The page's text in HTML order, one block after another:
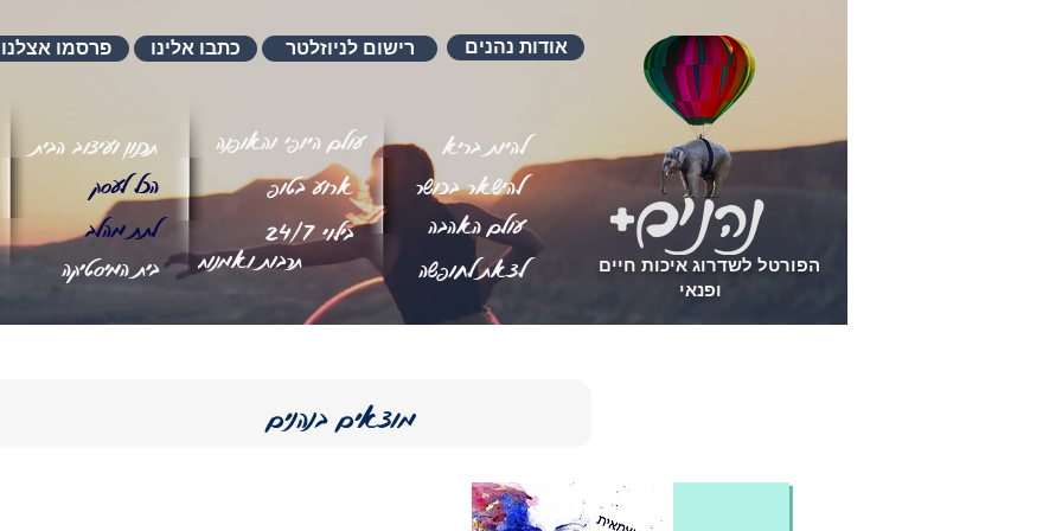
בית המיסטיקה
תכנון ועיצוב הבית
לתת מהלב
עולם היופי והאופנה
בילוי 24/7
ארוע בטופ
תרבות ואמנות
עולם האהבה
לצאת לחופשה
להיות בריא
להישאר בכושר
הכל לעסק
פרסמו אצלנו כתבו אלינו רישום לניוזלטר אודות נהנים